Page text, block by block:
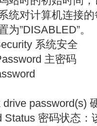
统对计算机连接
为”DISABLED”。
系统安全
主密码
drive password(s)
Status 密码状态